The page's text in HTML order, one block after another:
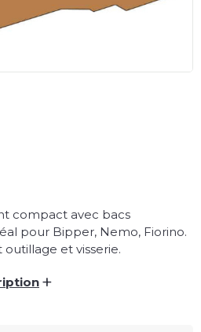
compact avec bacs
pour Bipper, Nemo, Fiorino.
et visserie.
+